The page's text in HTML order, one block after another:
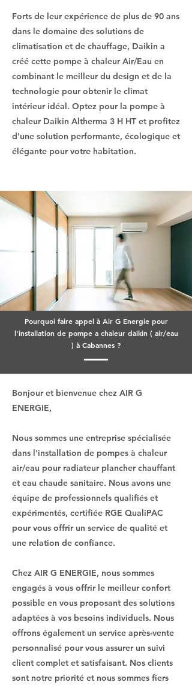
Forts de leur expérience de plus de 90 ans
dans le domaine des solutions de
climatisation et de chauffage, Daikin a
créé cette pompe à chaleur Air/Eau en
combinant le meilleur du design et de la
technologie pour obtenir le climat
intérieur idéal. Optez pour la pompe à
chaleur Daikin Altherma 3 H HT et profitez
d'une solution performante, écologique et
élégante pour votre habitation.
Pourquoi faire appel à Air G Energie pour
l'installation de pompe a chaleur daikin ( air/eau
) à Cabannes ?
Bonjour et bienvenue chez AIR G
ENERGIE,
Nous sommes une entreprise spécialisée
dans l'installation de pompes à chaleur
air/eau pour radiateur plancher chauffant
et eau chaude sanitaire. Nous avons une
équipe de professionnels qualifiés et
expérimentés, certifiée RGE QualiPAC
pour vous offrir un service de qualité et
une relation de confiance.
Chez AIR G ENERGIE, nous sommes
engagés à vous offrir le meilleur confort
possible en vous proposant des solutions
adaptées à vos besoins individuels. Nous
offrons également un service après-vente
personnalisé pour vous assurer un suivi
client complet et satisfaisant. Nos clients
sont notre priorité et nous sommes fiers